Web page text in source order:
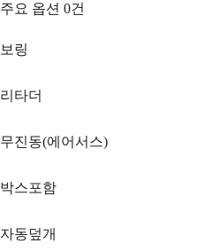
주요 옵션 0건
보링
리타더
무진동(에어서스)
박스포함
자동덮개